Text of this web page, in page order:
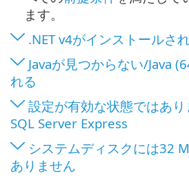
ます。
.NET v4がインストールさ
Javaが見つからない/Java
れる
設定が有効な状態ではあ
SQL Server Express
システムディスクには32
ありません